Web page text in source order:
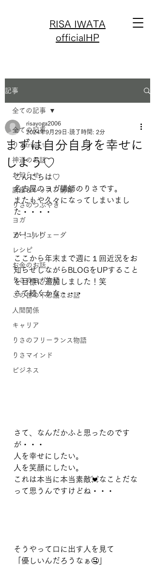
RISA IWATA
officialHP
記事
全ての記事
りさtrip✈️✨
神道のお話
お知らせ
講座＆レッスン情報
りさのつぶやき
ヨガ
アーユルヴェーダ
レシピ
お金のお話
りさのヨガ物語
この世の不思議なお話
人間関係
キャリア
りさのフリーランス物語
りさマインド
ビジネス
全ての記事
まずは自分自身を幸せに
しよう♡
risayoga2006
2024年9月29日 読了時間: 2分
こんにちは♡
名古屋のヨガ講師のりさです。
またもや久々になってしまいまし
た・・・・
が！！！
ここから年末まで週に１回近況をお
知らせしながらBLOGをUPすること
を目標に追加しました！笑
さて続くかな・・・
さて、なんだかふと思ったのです
が・・・
人を幸せにしたい。
人を笑顔にしたい。
これは本当に本当素敵💓なことだな
って思うんですけどね・・・
そうやって口に出す人を見て
「優しいんだろうなぁ🤤」